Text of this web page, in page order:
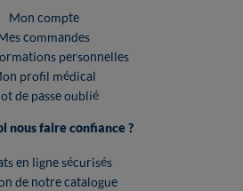
Mon compte
commandes
personnelles
profil médical
de passe oublié
nous faire confiance ?
en ligne sécurisés
de notre catalogue